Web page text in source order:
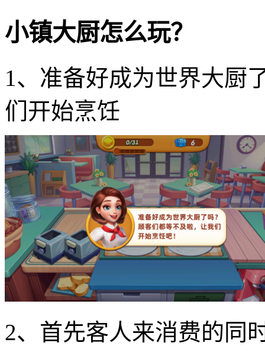
小镇大厨怎么玩？
1、准备好成为世界大厨
们开始烹饪
2、首先客人来消费的同